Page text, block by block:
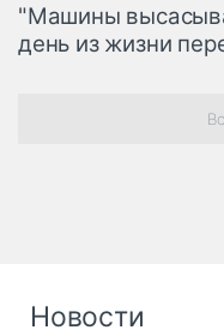
"Машины
день из жизни
Новости